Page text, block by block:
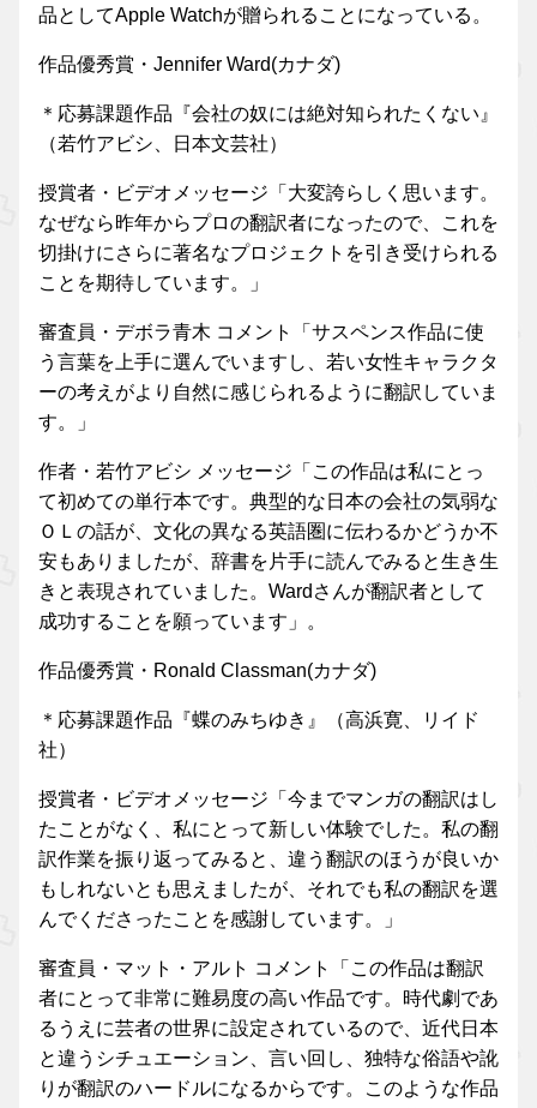
品としてApple Watchが贈られることになっている。
作品優秀賞・Jennifer Ward(カナダ)
＊応募課題作品『会社の奴には絶対知られたくない』
（若竹アビシ、日本文芸社）
授賞者・ビデオメッセージ「大変誇らしく思います。
なぜなら昨年からプロの翻訳者になったので、これを
切掛けにさらに著名なプロジェクトを引き受けられる
ことを期待しています。」
審査員・デボラ青木 コメント「サスペンス作品に使
う言葉を上手に選んでいますし、若い女性キャラクタ
ーの考えがより自然に感じられるように翻訳していま
す。」
作者・若竹アビシ メッセージ「この作品は私にとっ
て初めての単行本です。典型的な日本の会社の気弱な
ＯＬの話が、文化の異なる英語圏に伝わるかどうか不
安もありましたが、辞書を片手に読んでみると生き生
きと表現されていました。Wardさんが翻訳者として
成功することを願っています」。
作品優秀賞・Ronald Classman(カナダ)
＊応募課題作品『蝶のみちゆき』（高浜寛、リイド
社）
授賞者・ビデオメッセージ「今までマンガの翻訳はし
たことがなく、私にとって新しい体験でした。私の翻
訳作業を振り返ってみると、違う翻訳のほうが良いか
もしれないとも思えましたが、それでも私の翻訳を選
んでくださったことを感謝しています。」
審査員・マット・アルト コメント「この作品は翻訳
者にとって非常に難易度の高い作品です。時代劇であ
るうえに芸者の世界に設定されているので、近代日本
と違うシチュエーション、言い回し、独特な俗語や訛
りが翻訳のハードルになるからです。このような作品